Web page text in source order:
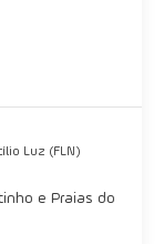
Luz (FLN)
e Praias do